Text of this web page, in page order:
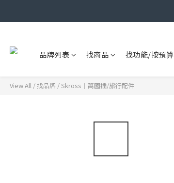
品牌列表 找商品 找功能/按預算
View All /找品牌 /Skross｜萬國插/旅行配件